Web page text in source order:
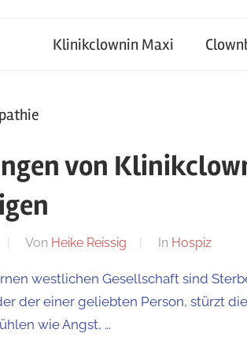
Klinikclownin Maxi
von
Von Heike Reissig In Hospiz
westlichen Gesellschaft sind
der einer geliebten Person, stürzt
wie Angst, …